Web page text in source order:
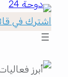
اشترك في